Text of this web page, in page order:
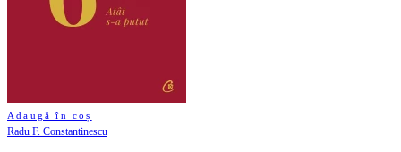
Adaugă în coș
Radu F. Constantinescu